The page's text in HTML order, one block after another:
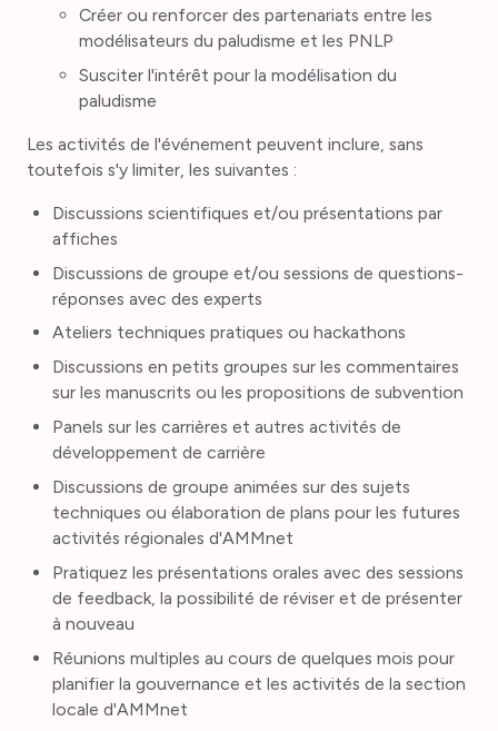
Créer ou renforcer des partenariats entre les
modélisateurs du paludisme et les PNLP
Susciter l'intérêt pour la modélisation du
paludisme
Les activités de l'événement peuvent inclure, sans
toutefois s'y limiter, les suivantes :
Discussions scientifiques et/ou présentations par
affiches
Discussions de groupe et/ou sessions de questions-
réponses avec des experts
Ateliers techniques pratiques ou hackathons
Discussions en petits groupes sur les commentaires
sur les manuscrits ou les propositions de subvention
Panels sur les carrières et autres activités de
développement de carrière
Discussions de groupe animées sur des sujets
techniques ou élaboration de plans pour les futures
activités régionales d'AMMnet
Pratiquez les présentations orales avec des sessions
de feedback, la possibilité de réviser et de présenter
à nouveau
Réunions multiples au cours de quelques mois pour
planifier la gouvernance et les activités de la section
locale d'AMMnet